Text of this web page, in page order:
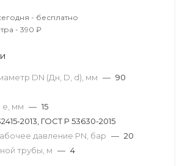
- бесплатно
- 390 ₽
DN (Дн, D, d), мм — 90
e, мм — 15
2013, ГОСТ Р 53630-2015
давление PN, бар — 20
трубы, м — 4